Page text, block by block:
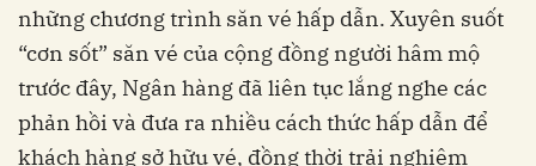
những chương trình săn vé hấp dẫn. Xuyên suốt
“cơn sốt” săn vé của cộng đồng người hâm mộ
trước đây, Ngân hàng đã liên tục lắng nghe các
phản hồi và đưa ra nhiều cách thức hấp dẫn để
khách hàng sở hữu vé, đồng thời trải nghiệm